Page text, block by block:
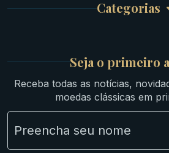
Categorias
Ouro
Ibéricas
Lotes
Material
NGC e NNC
Novidades
Seja o primeiro
Receba todas as notícias,
moedas clássicas em